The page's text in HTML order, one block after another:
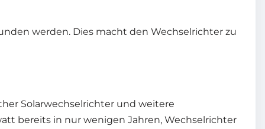
werden. Dies macht den Wechselrichter zu
Solarwechselrichter und weitere
bereits in nur wenigen Jahren, Wechselrichter